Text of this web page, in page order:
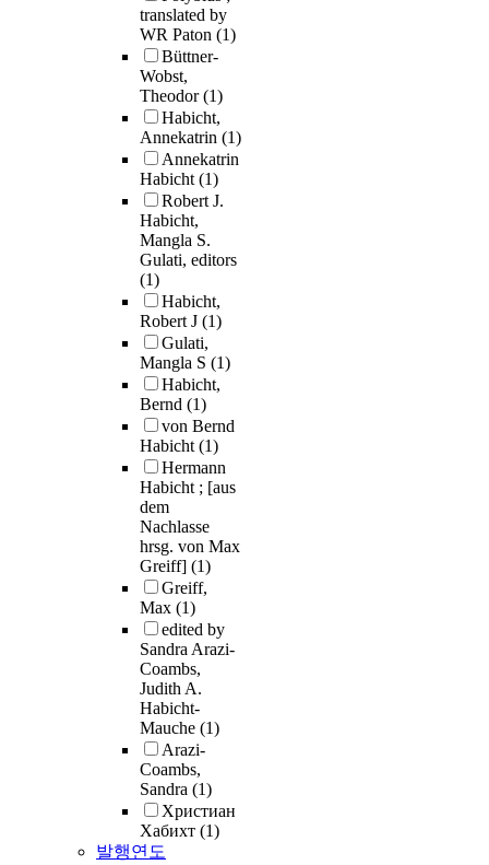
translated by
WR Paton (1)
Büttner-
Wobst,
Theodor(1)
Habicht,
Annekatrin (1)
Annekatrin
Habicht(1)
Robert J.
Habicht,
Mangla S.
Gulati, editors
(1)
Habicht,
Robert J (1)
Gulati,
Mangla S (1)
Habicht,
Bernd (1)
von Bernd
Habicht(1)
Hermann
Habicht ; [aus
dem
Nachlasse
hrsg. von Max
Greiff] (1)
Greiff,
Max (1)
edited by
Sandra Arazi-
Coambs,
Judith A.
Habicht-
Mauche (1)
Arazi-
Coambs,
Sandra (1)
Христиан
Хабихт (1)
발행연도